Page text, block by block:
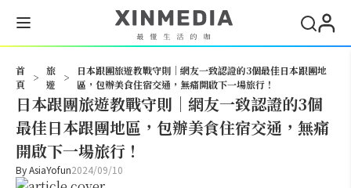
首
頁
>
旅
遊
>
日本跟團旅遊教戰守則｜網友一致認證的3個最佳日本跟團地
區，包辦美食住宿交通，無痛開啟下一場旅行！
日本跟團旅遊教戰守則｜網友一致認證的3個
最佳日本跟團地區，包辦美食住宿交通，無痛
開啟下一場旅行！
ByAsiaYofun2024/09/10